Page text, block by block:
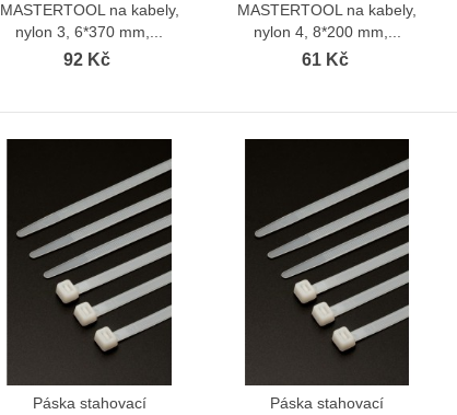
Blackout Efekt...
Kovová garnýž Satin 19 mm Wall
Blackout Efekt...
335 Kč352 Kč
Blackout Efekt...
Kovová garnýž Antik 19
Blackout Efekt...
335 Kč352 Kč
Spojka rohová CM trouřadá venkovní
MASTERTOOL na kabely,
nylon 3, 6*370 mm,...
92 Kč
MASTERTOOL na kabely,
nylon 4, 8*200 mm,...
61 Kč
Zobrazit více
Páska stahovací
Zobrazit více
Páska stahovací